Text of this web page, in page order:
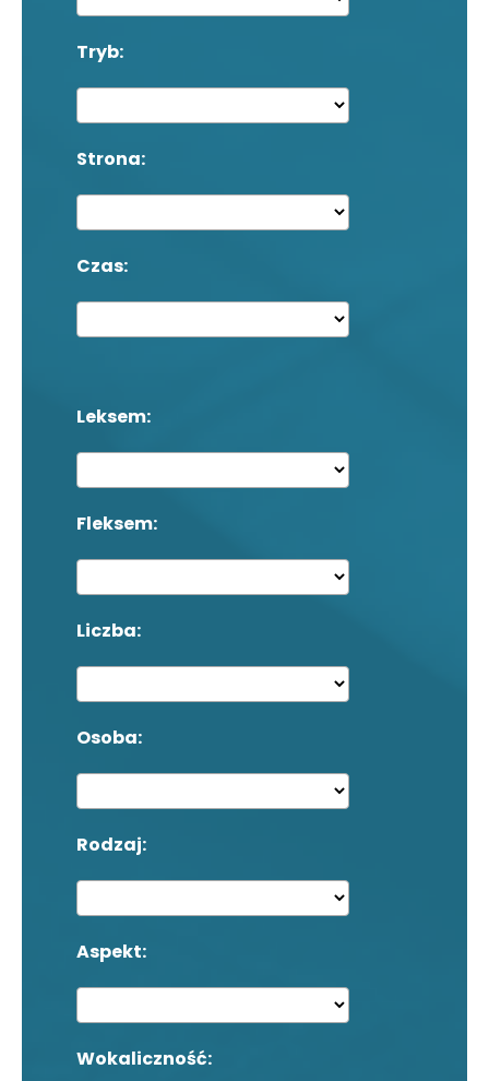
Tryb:
Strona:
Czas:
Leksem:
Fleksem:
Liczba:
Osoba:
Rodzaj:
Aspekt:
Wokaliczność: